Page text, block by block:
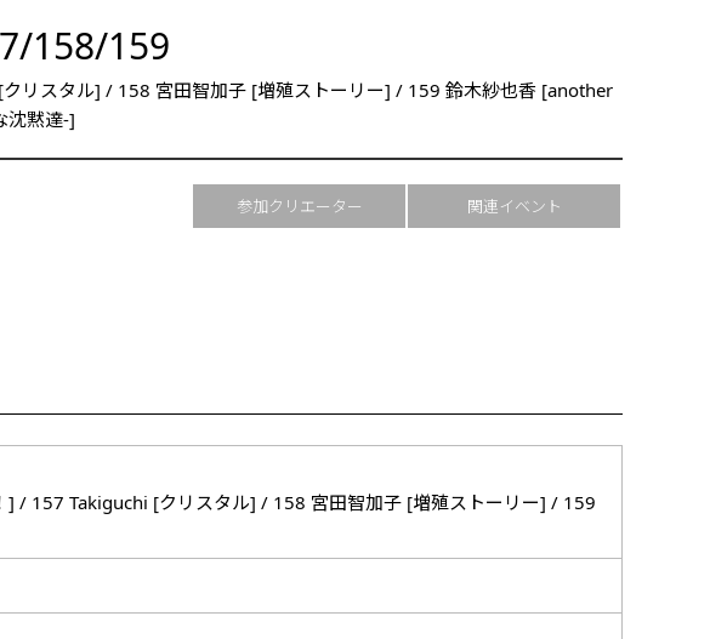
158/159
リスタル] / 158 宮田智加子 [増殖ストーリー] / 159 鈴木紗也香 [another
沈黙達-]
関連イベント
参加クリエーター
/ 157 Takiguchi [クリスタル] / 158 宮田智加子 [増殖ストーリー] / 159